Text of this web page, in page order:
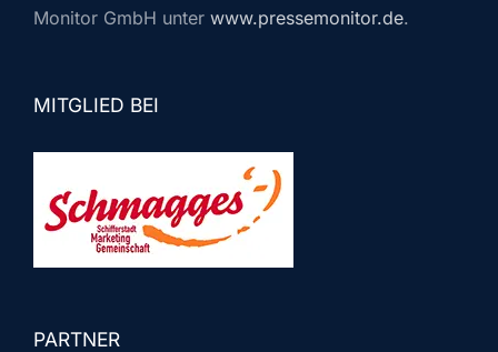
Monitor GmbH unter www.pressemonitor.de.
MITGLIED BEI
PARTNER